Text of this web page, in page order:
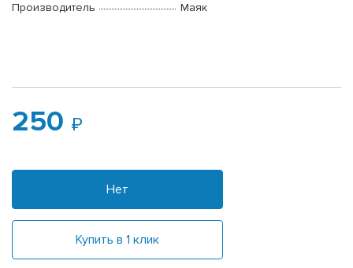
Производитель
Маяк
250
Нет
Купить в 1 клик